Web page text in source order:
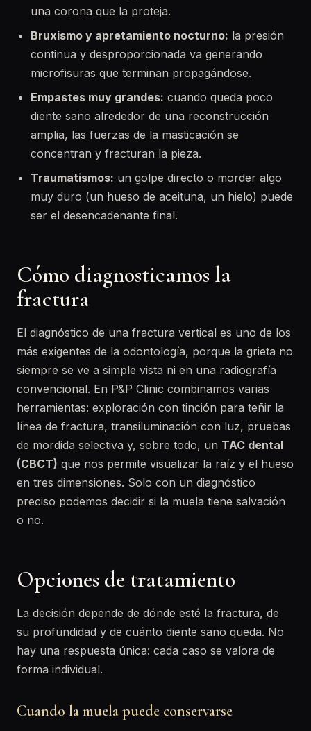
una corona que la proteja.
Bruxismo y apretamiento nocturno: la presión
continua y desproporcionada va generando
microfisuras que terminan propagándose.
Empastes muy grandes: cuando queda poco
diente sano alrededor de una reconstrucción
amplia, las fuerzas de la masticación se
concentran y fracturan la pieza.
Traumatismos: un golpe directo o morder algo
muy duro (un hueso de aceituna, un hielo) puede
ser el desencadenante final.
Cómo diagnosticamos la
fractura
El diagnóstico de una fractura vertical es uno de los
más exigentes de la odontología, porque la grieta no
siempre se ve a simple vista ni en una radiografía
convencional. En P&P Clinic combinamos varias
herramientas: exploración con tinción para teñir la
línea de fractura, transiluminación con luz, pruebas
de mordida selectiva y, sobre todo, un TAC dental
(CBCT) que nos permite visualizar la raíz y el hueso
en tres dimensiones. Solo con un diagnóstico
preciso podemos decidir si la muela tiene salvación
o no.
Opciones de tratamiento
La decisión depende de dónde esté la fractura, de
su profundidad y de cuánto diente sano queda. No
hay una respuesta única: cada caso se valora de
forma individual.
Cuando la muela puede conservarse